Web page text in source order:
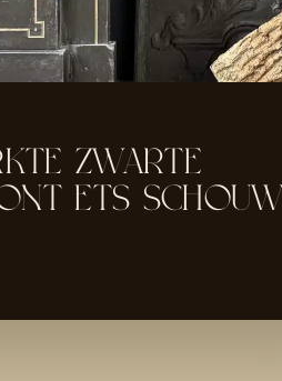
ZWARTE
ETS SCHOUW